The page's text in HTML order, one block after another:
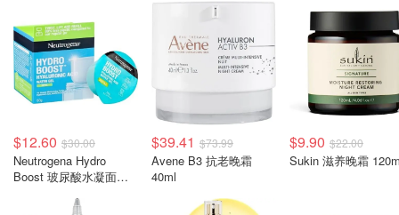
$12.60 $30.00
Neutrogena Hydro
Boost 玻尿酸水凝面霜
$39.41 $73.99
Avene B3 抗老晚霜
40ml
$9.90 $22.00
Sukin 滋养晚霜